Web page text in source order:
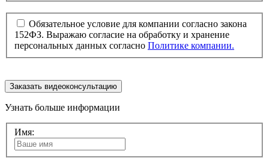
Обязательное условие для компании согласно закона
152ФЗ. Выражаю согласие на обработку и хранение
персональных данных согласно Политике компании.
Заказать видеоконсультацию
Узнать больше информации
Имя: